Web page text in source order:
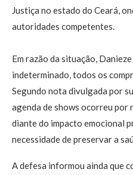
Justiça no estado do Ceará,
autoridades competentes.
Em razão da situação,
indeterminado, todos os
Segundo nota divulgada por
agenda de shows ocorreu por
diante do impacto emocional
necessidade de preservar a
A defesa informou ainda que